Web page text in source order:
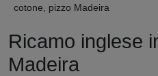
cotone, pizzo Madeira
Ricamo inglese
Madeira